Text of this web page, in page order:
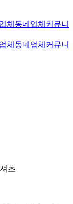
체 동네업체 커뮤니
체 동네업체 커뮤니
츠